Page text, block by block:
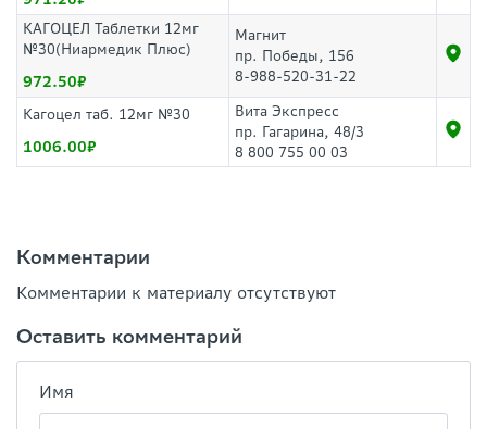
КАГОЦЕЛ Таблетки 12мг
№30(Ниармедик Плюс)
972.50
Магнит
пр. Победы, 156
8-988-520-31-22
Кагоцел таб. 12мг №30
1006.00
Вита Экспресс
пр. Гагарина, 48/3
8 800 755 00 03
Комментарии
Комментарии к материалу отсутствуют
Оставить комментарий
Имя